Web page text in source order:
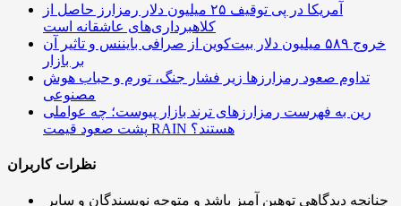
آمریکا در پی توقیف ۲۵ میلیون دلار رمزارز حاصل از
کلاهبرداری‌های عاشقانه است
خروج ۵۸۹ میلیون دلار بیت‌کوین از صرافی بایننس و تاثیر آن
بر بازار
تداوم صعود رمزارزها زیر فشار جنگ، تورم و حباب هوش
مصنوعی
رین به فهرست رمزارزهای ترند بازار پیوست؛ چه عواملی
پشت صعود قیمت RAIN هستند؟
نظرات کاربران